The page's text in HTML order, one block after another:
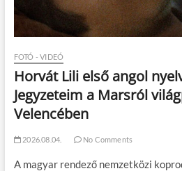
FOTÓ - VIDEÓ
Horvát Lili első angol
Jegyzeteim a Marsról
Velencében
2026.08.04. No Comments
A magyar rendező nemzetközi